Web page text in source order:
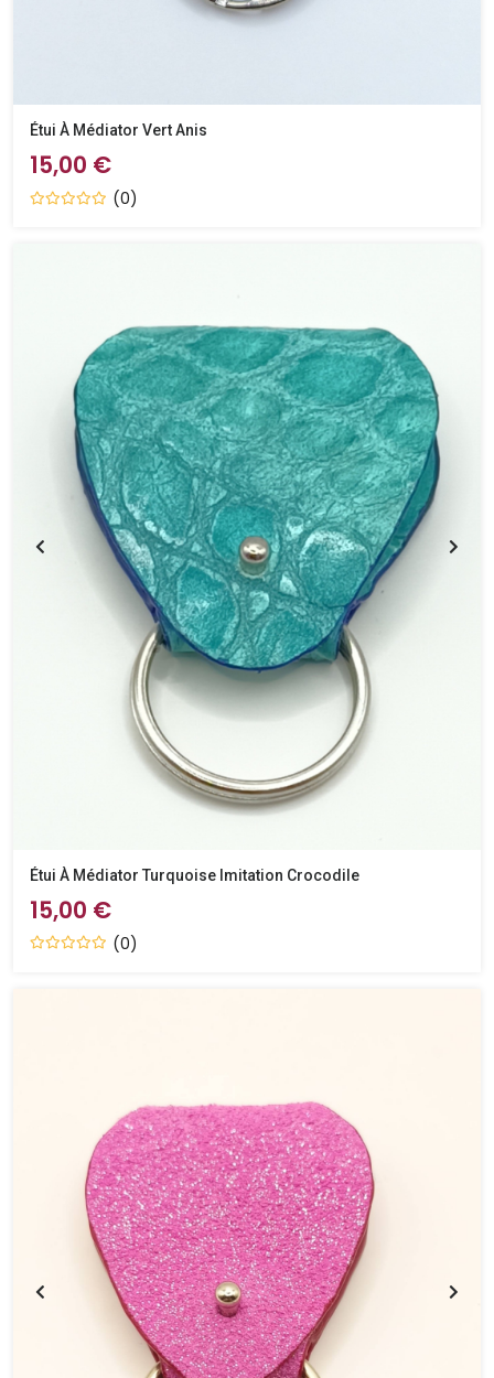
Étui À Médiator Vert Anis
15,00 €
(0)
Étui À Médiator Turquoise Imitation Crocodile
15,00 €
(0)